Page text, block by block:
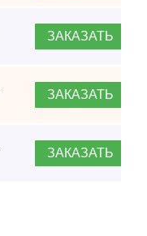
ЗАКАЗАТЬ
ЗАКАЗАТЬ
ЗАКАЗАТЬ